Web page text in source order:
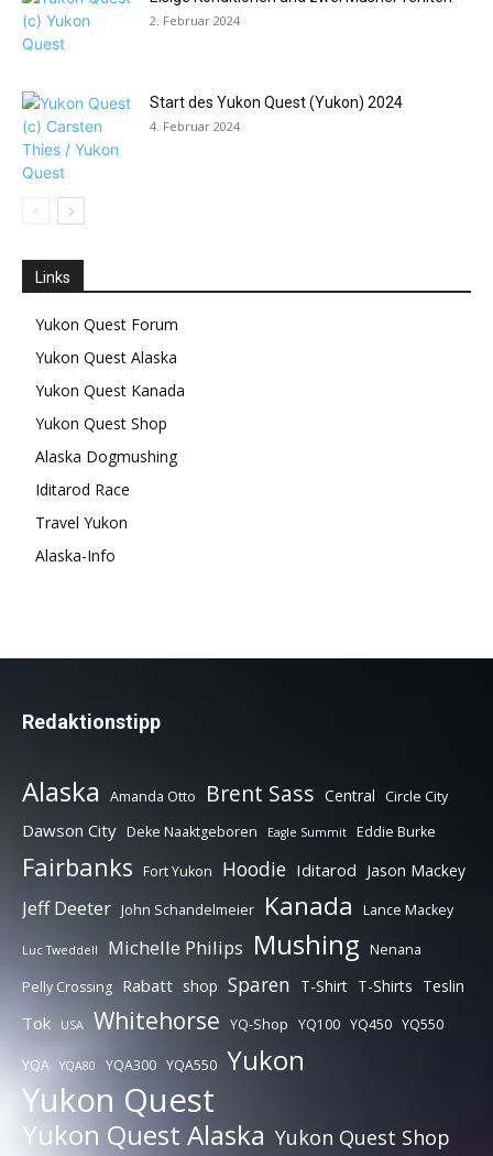
2. Februar 2024
Start des Yukon Quest (Yukon) 2024
4. Februar 2024
Links
Yukon Quest Forum
Yukon Quest Alaska
Yukon Quest Kanada
Yukon Quest Shop
Alaska Dogmushing
Iditarod Race
Travel Yukon
Alaska-Info
Redaktionstipp
Alaska Amanda Otto Brent Sass Central Circle City
Dawson City Deke Naaktgeboren Eagle Summit Eddie Burke
Fairbanks Fort Yukon Hoodie Iditarod Jason Mackey
Jeff Deeter John Schandelmeier Kanada Lance Mackey
Luc Tweddell Michelle Philips Mushing Nenana
Pelly Crossing Rabatt shop Sparen T-Shirt T-Shirts Teslin
Tok USA Whitehorse YQ-Shop YQ100 YQ450 YQ550
YQA YQA80 YQA300 YQA550 Yukon
Yukon Quest
Yukon Quest Alaska Yukon Quest Shop